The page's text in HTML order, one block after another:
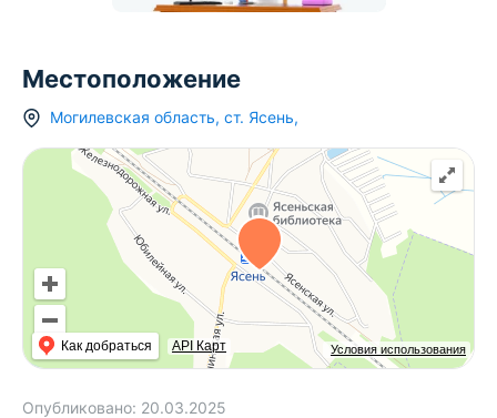
Местоположение
Могилевская область, ст. Ясень,
Условия использования
Как добраться API Карт
Опубликовано: 20.03.2025